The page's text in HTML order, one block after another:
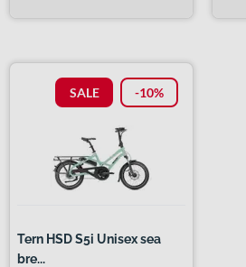
SALE -10%
Tern HSD S5i Unisex sea
bre...